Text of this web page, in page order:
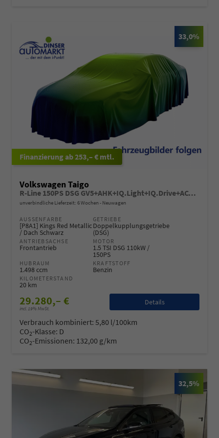
33,0%
ab 253,– € mtl.
Volkswagen Taigo
R-Line 150PS DSG GV5+AHK+IQ.Light+IQ.Drive+ACC+Kamera+Black+Kessy+Sitzheiz
unverbindliche Lieferzeit: 6 Wochen Neuwagen
AUSSENFARBE
[P8A1] Kings Red Metallic
/ Dach Schwarz
GETRIEBE
Doppelkupplungsgetriebe
(DSG)
ANTRIEBSACHSE
Frontantrieb
MOTOR
1.5 TSI DSG 110kW /
150PS
HUBRAUM
1.498 ccm
KRAFTSTOFF
Benzin
KILOMETERSTAND
20 km
29.280,– €
incl. 19% MwSt.
Details
Verbrauch kombiniert: 5,80 l/100km
CO2-Klasse: D
CO2-Emissionen: 132,00 g/km
32,5%